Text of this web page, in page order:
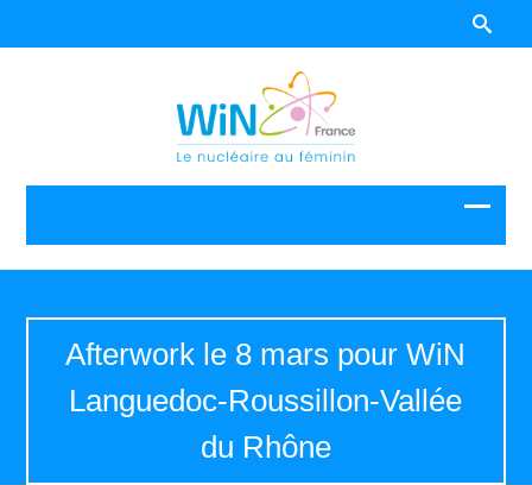
Afterwork le 8 mars pour WiN
Languedoc-Roussillon-Vallée
du Rhône